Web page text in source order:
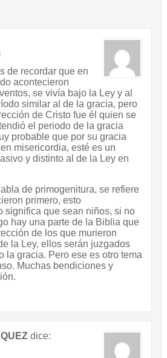
de recordar que en
acontecieron
se vivía bajo la Ley y al
similar al de la gracia, pero
de Cristo fue él quien se
el periodo de la gracia
probable que por su gracia
misericordia, esté es un
y distinto al de la Ley en
de primogenitura, se refiere
primero, esto
significa que sean niños, si no
hay una parte de la Biblia que
de los que murieron
la Ley, ellos serán juzgados
la gracia. Pero ese es otro tema
Muchas bendiciones y
dice: